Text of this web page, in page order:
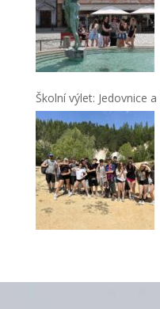
Školní výlet: Jedovnice